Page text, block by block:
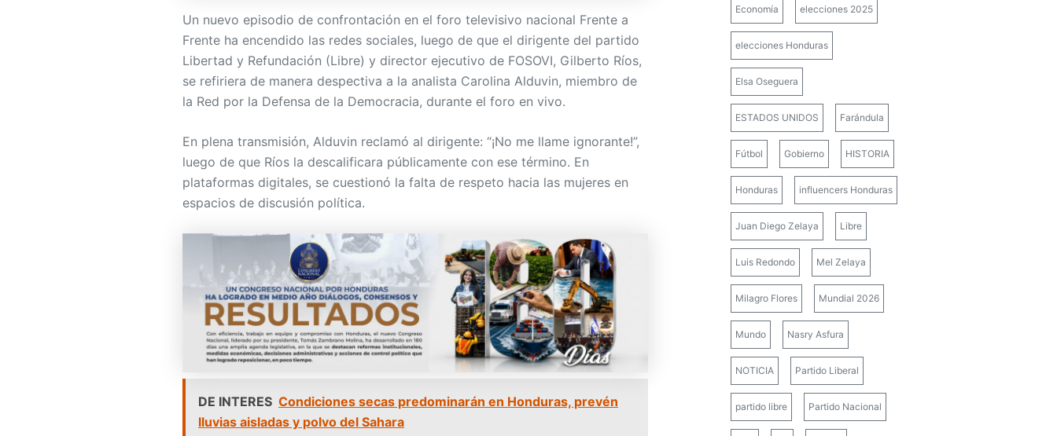
Un nuevo episodio de confrontación en el foro televisivo nacional Frente a
Frente ha encendido las redes sociales, luego de que el dirigente del partido
Libertad y Refundación (Libre) y director ejecutivo de FOSOVI, Gilberto Ríos,
se refiriera de manera despectiva a la analista Carolina Alduvin, miembro de
la Red por la Defensa de la Democracia, durante el foro en vivo.
En plena transmisión, Alduvin reclamó al dirigente: “¡No me llame ignorante!”,
luego de que Ríos la descalificara públicamente con ese término. En
plataformas digitales, se cuestionó la falta de respeto hacia las mujeres en
espacios de discusión política.
DE INTERES Condiciones secas predominarán en Honduras, prevén
lluvias aisladas y polvo del Sahara
Economía elecciones 2025
elecciones Honduras
Elsa Oseguera
ESTADOS UNIDOS Farándula
Fútbol Gobierno HISTORIA
Honduras influencers Honduras
Juan Diego Zelaya Libre
Luis Redondo Mel Zelaya
Milagro Flores Mundial 2026
Mundo Nasry Asfura
NOTICIA Partido Liberal
partido libre Partido Nacional